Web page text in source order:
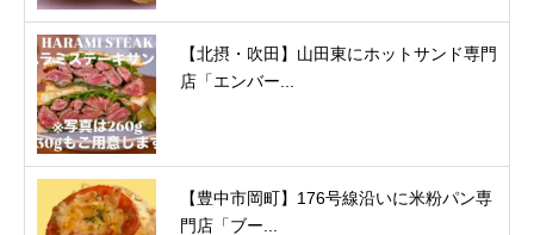
【北摂・吹田】山田東にホットサンド専門
店「エンバー...
【豊中市岡町】176号線沿いに米粉パン専
門店「ブー...